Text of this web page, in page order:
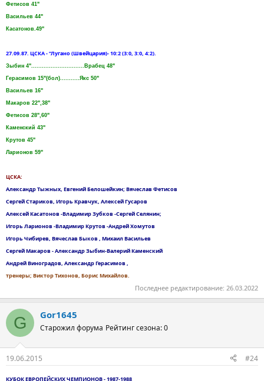
Фетисов 41"
Васильев 44"
Касатонов.49"
27.09.87. ЦСКА - “Лугано (Швейцария)- 10:2 (3:0, 3:0, 4:2).
Зыбин 4"..............................Врабец 48"
Герасимов 15"(бол)...........Якс 50"
Васильев 16"
Макаров 22",38"
Фетисов 28",60"
Каменский 43"
Крутов 45"
Ларионов 59"
ЦСКА:
Александр Тыжных, Евгений Белошейкин; Вячеслав Фетисов
Сергей Стариков, Игорь Кравчук, Алексей Гусаров
Алексей Касатонов -Владимир Зубков -Сергей Селянин;
Игорь Ларионов -Владимир Крутов -Андрей Хомутов
Игорь Чибирев, Вячеслав Быков , Михаил Васильев
Сергей Макаров - Александр Зыбин-Валерий Каменский
Андрей Виноградов, Александр Герасимов ,
тренеры; Виктор Тихонов, Борис Михайлов.
Последнее редактирование: 26.03.2022
G Gor1645
Старожил форума Рейтинг сезона: 0
19.06.2015 #24
КУБОК ЕВРОПЕЙСКИХ ЧЕМПИОНОВ - 1987-1988